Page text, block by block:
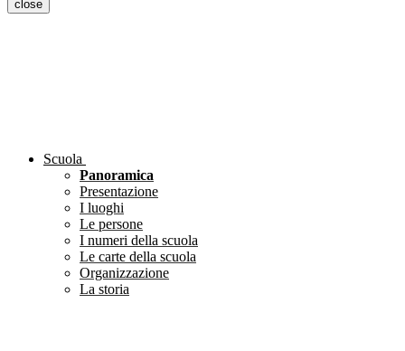
close
Scuola
Panoramica
Presentazione
I luoghi
Le persone
I numeri della scuola
Le carte della scuola
Organizzazione
La storia